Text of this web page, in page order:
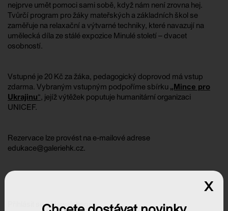
nejprve umět pomoci sami sobě, když nám není zrovna hej.
Tvůrčí program pro žáky mateřských a základních škol se
zaměřuje na relaxační a výtvarné techniky, které navazují na
umělecká díla ze stálé expozice Minulé století – dvacet
osobností.
Vstupné je 20 Kč za žáka, pedagogický doprovod má vstup
zdarma. Vybraným vstupným podpoříme sbírku „Mince pro
Ukrajinu“, jejíž výtěžek poputuje humanitární organizaci
UNICEF.
Rezervace lze provést na e-mailové adrese
edukace@galeriehk.cz.
Přihlásit se k Newsletteru
x